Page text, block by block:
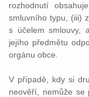
rozhodnutí
smluvního typu, (iii)
s účelem smlouvy,
jejího předmětu
orgánu obce.
V případě, kdy si
neověří, nemůže se